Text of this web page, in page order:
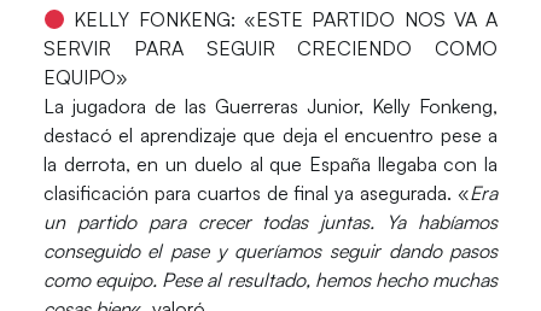
KELLY FONKENG: «ESTE PARTIDO NOS VA A
SERVIR PARA SEGUIR CRECIENDO COMO
EQUIPO»
La jugadora de las Guerreras Junior, Kelly Fonkeng,
destacó el aprendizaje que deja el encuentro pese a
la derrota, en un duelo al que España llegaba con la
clasificación para cuartos de final ya asegurada. «Era
un partido para crecer todas juntas. Ya habíamos
conseguido el pase y queríamos seguir dando pasos
como equipo. Pese al resultado, hemos hecho muchas